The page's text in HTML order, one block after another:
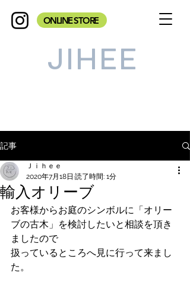
JIHEE
ONLINE STORE
記事
輸入オリーブ
Ｊｉｈｅｅ
2020年7月18日 読了時間: 1分
お客様からお庭のシンボルに「オリー
ブの古木」を検討したいと相談を頂き
ましたので
扱っているところへ見に行って来まし
た。